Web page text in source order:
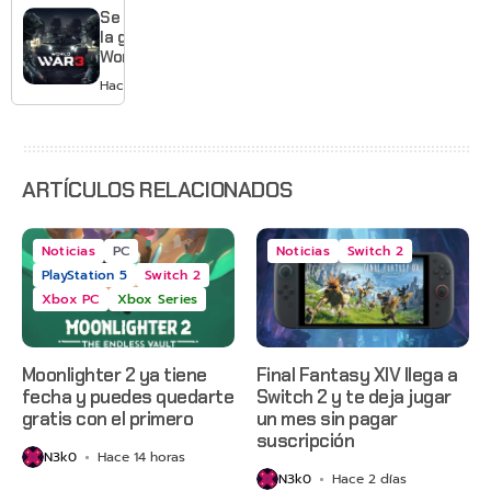
War: E-
Day,
Grounded
Se acabó
la guerra:
World War
3 apaga
sus
Hace 3 días
ARTÍCULOS RELACIONADOS
Noticias
PC
PlayStation 5
Switch 2
Xbox PC
Xbox Series
Moonlighter 2 ya tiene
fecha y puedes quedarte
gratis con el primero
N3k0 Hace 14 horas
Noticias Switch 2
Final Fantasy XIV llega a
Switch 2 y te deja jugar
un mes sin pagar
suscripción
N3k0 Hace 2 días